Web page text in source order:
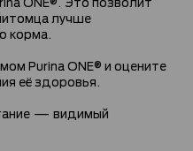
лучше
корма.
Purina ONE® и оцените
её здоровья.
— видимый